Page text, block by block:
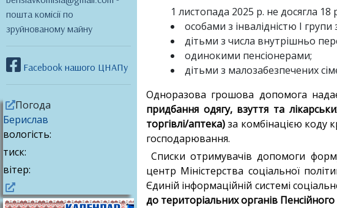
пошта комісії по
зруйнованому майну
Facebook нашого ЦНАПу
Погода
Берислав
вологість:
тиск:
вітер:
1 листопада 2025 р. не досягла 18
особами з інвалідністю I
дітьми з числа внутрішньо
одинокими пенсіонерами;
дітьми з малозабезпечених
Одноразова грошова допомога
придбання одягу, взуття та
торгівлі/аптека)за комбінацією коду
господарювання.
Списки отримувачів допомоги
центр Міністерства соціальної
Єдиній інформаційній системі
до територіальних органів